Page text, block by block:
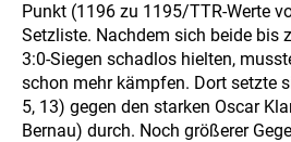
Punkt (1196 zu 1195/TTR-Werte
Setzliste. Nachdem sich beide bis
3:0-Siegen schadlos hielten,
schon mehr kämpfen. Dort setzte
5, 13) gegen den starken Oscar
Bernau) durch. Noch größerer